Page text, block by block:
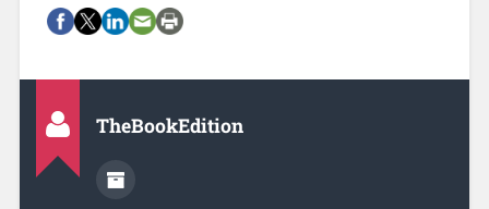
TheBookEdition